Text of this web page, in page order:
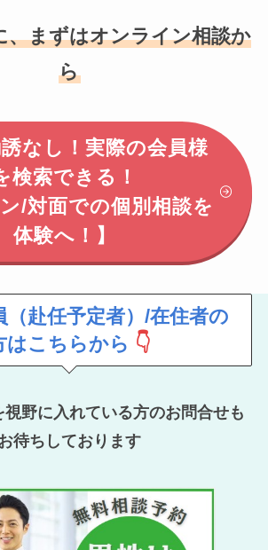
、まずはオンライン相談か
ら
誘なし！実際の会員様
検索できる！
/対面での個別相談を
体験へ！】
（赴任予定者）/在住者の
はこちらから 👇
野に入れている方のお問合せも
待ちしております